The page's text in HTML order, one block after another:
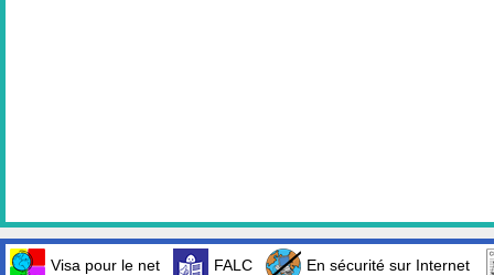
Visa pour le net FALC En sécurité sur Internet